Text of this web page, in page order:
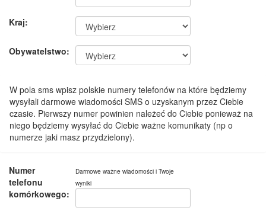
Kraj:
Obywatelstwo:
W pola sms wpisz polskie numery telefonów na które będziemy
wysyłali darmowe wiadomości SMS o uzyskanym przez Ciebie
czasie. Pierwszy numer powinien należeć do Ciebie ponieważ na
niego będziemy wysyłać do Ciebie ważne komunikaty (np o
numerze jaki masz przydzielony).
Numer
telefonu
komórkowego:
Darmowe ważne wiadomości i Twoje
wyniki